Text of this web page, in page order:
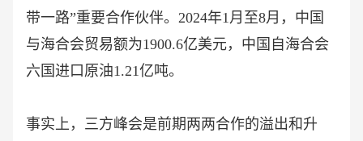
带一路”重要合作伙伴。2024年1月至8月，中国
与海合会贸易额为1900.6亿美元，中国自海合会
六国进口原油1.21亿吨。
事实上，三方峰会是前期两两合作的溢出和升